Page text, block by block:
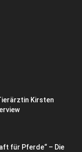
Kirsten
für Pferde“ – Die